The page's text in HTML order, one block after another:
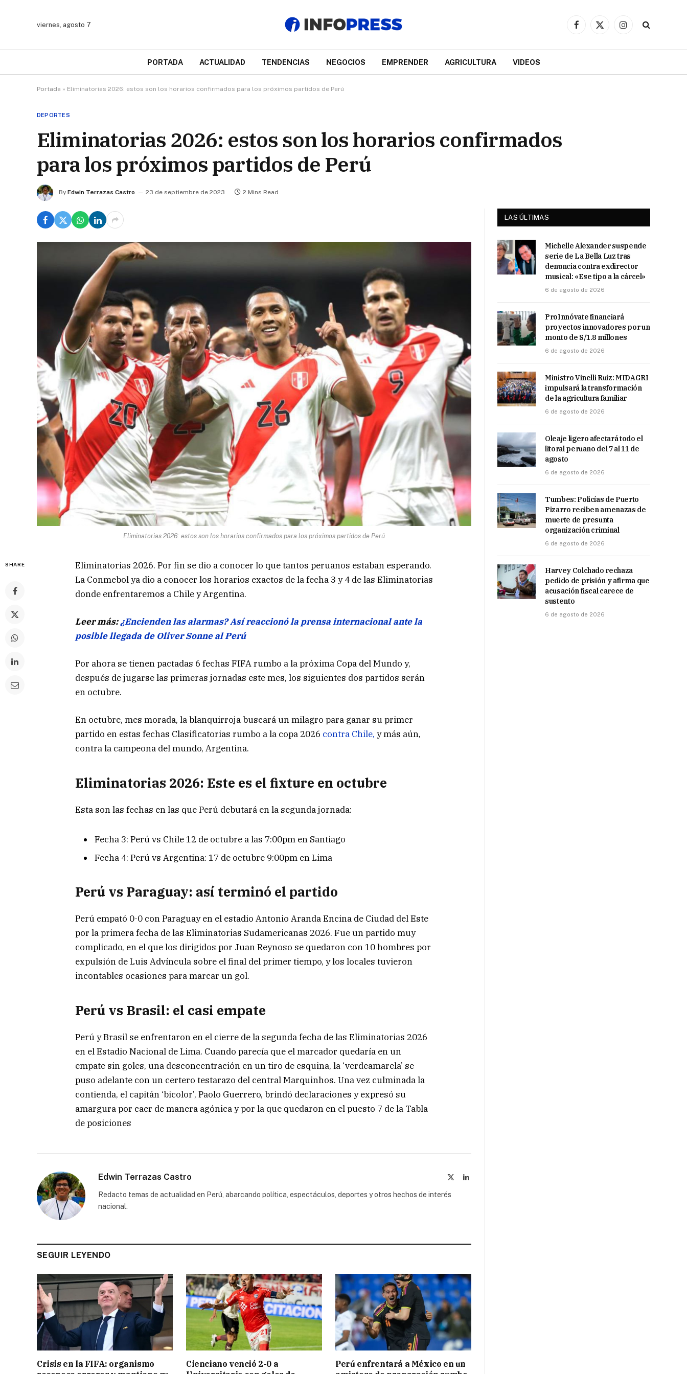
viernes, agosto 7
Facebook
X
Instagram
PORTADA ACTUALIDAD TENDENCIAS NEGOCIOS EMPRENDER AGRICULTURA VIDEOS
Portada » Eliminatorias 2026: estos son los horarios confirmados para los próximos partidos de Perú
DEPORTES
Eliminatorias 2026: estos son los horarios confirmados
para los próximos partidos de Perú
By Edwin Terrazas Castro 23 de septiembre de 2023 2 Mins Read
Eliminatorias 2026: estos son los horarios confirmados para los próximos partidos de Perú
SHARE
Eliminatorias 2026. Por fin se dio a conocer lo que tantos peruanos estaban esperando.
La Conmebol ya dio a conocer los horarios exactos de la fecha 3 y 4 de las Eliminatorias
donde enfrentaremos a Chile y Argentina.
Leer más:¿Encienden las alarmas? Así reaccionó la prensa internacional ante la
posible llegada de Oliver Sonne al Perú
Por ahora se tienen pactadas 6 fechas FIFA rumbo a la próxima Copa del Mundo y,
después de jugarse las primeras jornadas este mes, los siguientes dos partidos serán
en octubre.
En octubre, mes morada, la blanquirroja buscará un milagro para ganar su primer
partido en estas fechas Clasificatorias rumbo a la copa 2026 contra Chile, y más aún,
contra la campeona del mundo, Argentina.
Eliminatorias 2026: Este es el fixture en octubre
Esta son las fechas en las que Perú debutará en la segunda jornada:
Fecha 3: Perú vs Chile 12 de octubre a las 7:00pm en Santiago
Fecha 4: Perú vs Argentina: 17 de octubre 9:00pm en Lima
Perú vs Paraguay: así terminó el partido
Perú empató 0-0 con Paraguay en el estadio Antonio Aranda Encina de Ciudad del Este
por la primera fecha de las Eliminatorias Sudamericanas 2026. Fue un partido muy
complicado, en el que los dirigidos por Juan Reynoso se quedaron con 10 hombres por
expulsión de Luis Advíncula sobre el final del primer tiempo, y los locales tuvieron
incontables ocasiones para marcar un gol.
Perú vs Brasil: el casi empate
Perú y Brasil se enfrentaron en el cierre de la segunda fecha de las Eliminatorias 2026
en el Estadio Nacional de Lima. Cuando parecía que el marcador quedaría en un
empate sin goles, una desconcentración en un tiro de esquina, la ‘verdeamarela’ se
puso adelante con un certero testarazo del central Marquinhos. Una vez culminada la
contienda, el capitán ‘bicolor’, Paolo Guerrero, brindó declaraciones y expresó su
amargura por caer de manera agónica y por la que quedaron en el puesto 7 de la Tabla
de posiciones
Edwin Terrazas Castro LinkedIn
Redacto temas de actualidad en Perú, abarcando política, espectáculos, deportes y otros hechos de interés
nacional.
SEGUIR LEYENDO
Crisis en la FIFA: organismo
Cienciano venció 2-0 a
Perú enfrentará a México en un
LAS ÚLTIMAS
Michelle Alexander suspende
serie de La Bella Luz tras
denuncia contra exdirector
musical: «Ese tipo a la cárcel»
6 de agosto de 2026
ProInnóvate financiará
proyectos innovadores por un
monto de S/1.8 millones
6 de agosto de 2026
Ministro Vinelli Ruiz: MIDAGRI
impulsará la transformación
de la agricultura familiar
6 de agosto de 2026
Oleaje ligero afectará todo el
litoral peruano del 7 al 11 de
agosto
6 de agosto de 2026
Tumbes: Policías de Puerto
Pizarro reciben amenazas de
muerte de presunta
organización criminal
6 de agosto de 2026
Harvey Colchado rechaza
pedido de prisión y afirma que
acusación fiscal carece de
sustento
6 de agosto de 2026